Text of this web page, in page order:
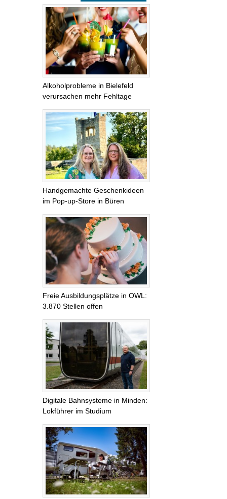
Alkoholprobleme in Bielefeld
verursachen mehr Fehltage
Handgemachte Geschenkideen
im Pop-up-Store in Büren
Freie Ausbildungsplätze in OWL:
3.870 Stellen offen
Digitale Bahnsysteme in Minden:
Lokführer im Studium